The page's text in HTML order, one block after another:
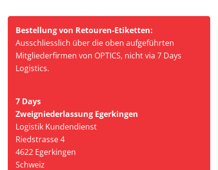
Bestellung von Retouren-Etiketten:
Ausschliesslich über die oben aufgeführten
Mitgliederfirmen von OPTICS, nicht via 7 Days
Logistics.
7 Days
Zweigniederlassung Egerkingen
Logistik Kundendienst
Riedstrasse 4
4622 Egerkingen
Schweiz